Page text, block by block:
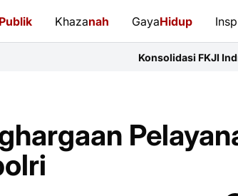
Publik Khazanah GayaHidup
Konsolidasi FKJI Indramayu: 14